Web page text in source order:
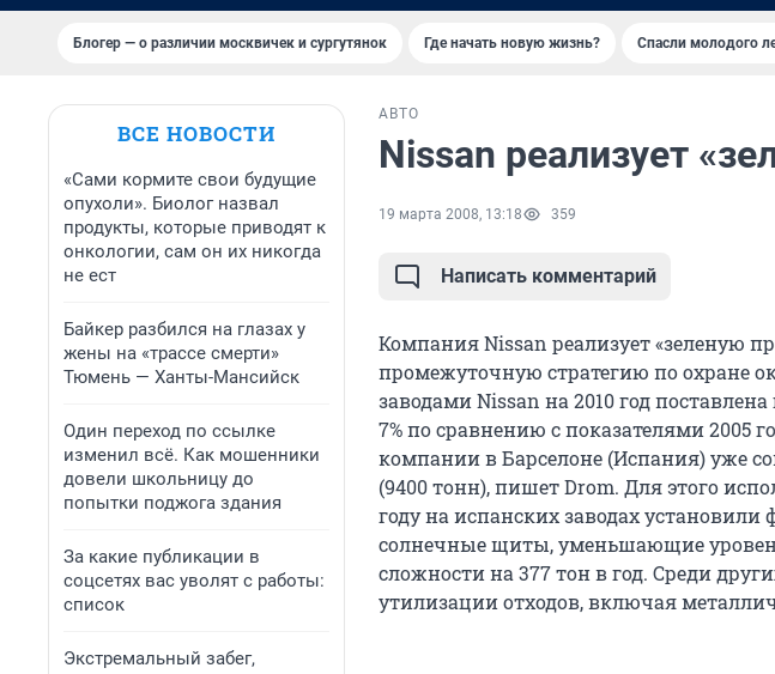
Блогер — о различии москвичек и сургутянок Где начать новую жизнь? Спасли молодого
ВСЕ НОВОСТИ
«Сами кормите свои будущие
опухоли». Биолог назвал
продукты, которые приводят к
онкологии, сам он их никогда
не ест
Байкер разбился на глазах у
жены на «трассе смерти»
Тюмень — Ханты-Мансийск
Один переход по ссылке
изменил всё. Как мошенники
довели школьницу до
попытки поджога здания
За какие публикации в
соцсетях вас уволят с работы:
список
Экстремальный забег,
АВТО
Nissan реализует
19 марта 2008, 13:18 359
Написать комментарий
Компания Nissan реализует «зеленую
промежуточную стратегию по охране
заводами Nissan на 2010 год
7% по сравнению с показателями 2005
компании в Барселоне (Испания) уже
(9400 тонн), пишет Drom. Для этого
году на испанских заводах
солнечные щиты, уменьшающие
сложности на 377 тон в год. Среди
утилизации отходов, включая